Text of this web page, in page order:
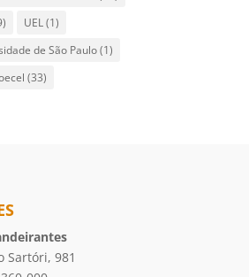
UEL(1)
de São Paulo(1)
(33)
Sartóri, 981